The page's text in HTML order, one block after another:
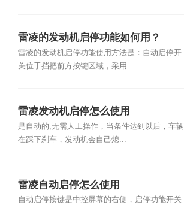
雷凌的发动机启停功能如何用？
雷凌的发动机启停功能使用方法是：自动启停开
关位于挡把前方按键区域，采用...
雷凌发动机启停怎么使用
是自动的,无需人工操作，当条件达到以后，车辆
在踩下刹车，发动机会自己熄...
雷凌自动启停怎么使用
自动启停按键是中控屏幕的右侧，启停功能开关